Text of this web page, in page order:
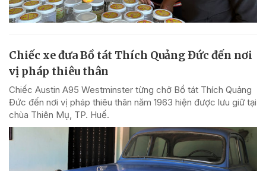
Chiếc xe đưa Bồ tát Thích Quảng Đức đến nơi
vị pháp thiêu thân
Chiếc Austin A95 Westminster từng chở Bồ tát Thích Quảng
Đức đến nơi vị pháp thiêu thân năm 1963 hiện được lưu giữ tại
chùa Thiên Mụ, TP. Huế.